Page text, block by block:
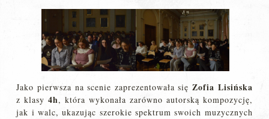
Jako pierwsza na scenie zaprezentowała się Zofia Lisińska
z klasy4h, która wykonała zarówno autorską kompozycję,
jak i walc, ukazując szerokie spektrum swoich muzycznych